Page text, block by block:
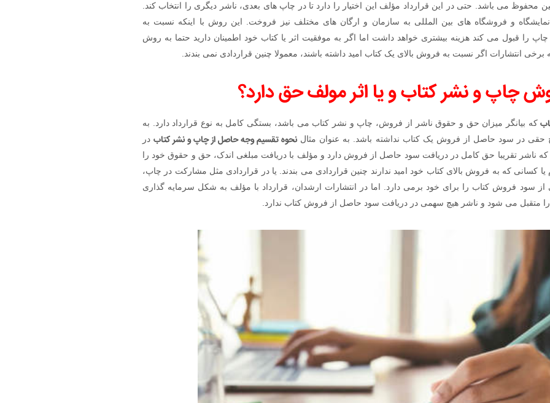
محفوظ می باشد. حتی در این قرارداد مؤلف این اختیار را دارد تا در چاپ های بعدی، ناشر دیگری را انتخاب کند.
و فروشگاه های بین المللی به سازمان و ارگان های مختلف نیز فروخت. این روش با اینکه نسبت به
چاپ را قبول می کند هزینه بیشتری خواهد داشت اما اگر به موفقیت اثر یا کتاب خود اطمینان دارید حتما به روش
برخی انتشارات اگر نسبت به فروش بالای یک کتاب امید داشته باشند، معمولا چنین قراردادی نمی بندند.
چاپ و نشر کتاب و یا اثر مولف حق دارد؟
که بیانگر میزان حق و حقوق ناشر از فروش، چاپ و نشر کتاب می باشد، بستگی کامل به نوع قرارداد دارد. به
حقی در سود حاصل از فروش یک کتاب نداشته باشد. به عنوان مثال نحوه تقسیم وجه حاصل از چاپ و نشر کتابدر
ناشر تقریبا حق کامل در دریافت سود حاصل از فروش دارد و مؤلف با دریافت مبلغی اندک، حق و حقوق خود را
یا کسانی که به فروش بالای کتاب خود امید ندارند چنین قراردادی می بندند. یا در قراردادی مثل مشارکت در چاپ،
فروش کتاب را برای خود برمی دارد. اما در انتشارات ارشدان، قرارداد با مؤلف به شکل سرمایه گذاری
متقبل می شود و ناشر هیچ سهمی در دریافت سود حاصل از فروش کتاب ندارد.